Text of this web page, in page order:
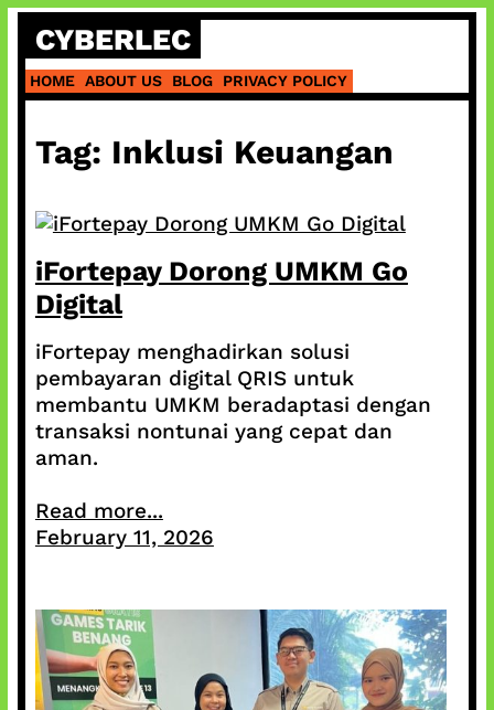
Skip
content
CYBERLEC
HOME ABOUT US BLOG PRIVACY POLICY
Tag: Inklusi Keuangan
iFortepay Dorong UMKM Go
Digital
iFortepay menghadirkan solusi
pembayaran digital QRIS untuk
membantu UMKM beradaptasi dengan
transaksi nontunai yang cepat dan
aman.
Read more...
February 11, 2026